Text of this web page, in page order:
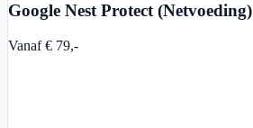
Google Nest Protect (Netvoeding)
Vanaf € 79,-